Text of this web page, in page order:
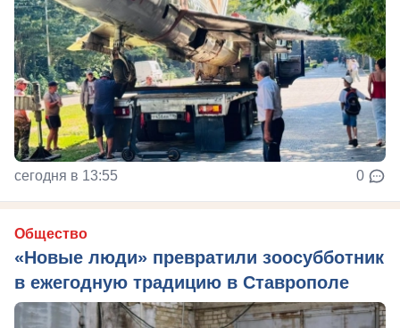
сегодня в 13:55 0
Общество
«Новые люди» превратили зоосубботник
в ежегодную традицию в Ставрополе